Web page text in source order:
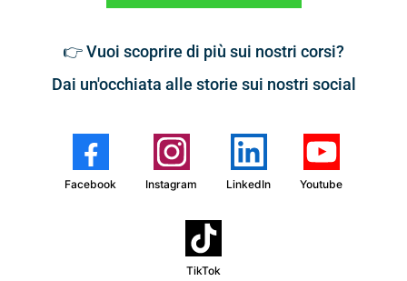
👉 Vuoi scoprire di più sui nostri corsi?
Dai un'occhiata alle storie sui nostri social
Facebook Instagram LinkedIn Youtube
TikTok